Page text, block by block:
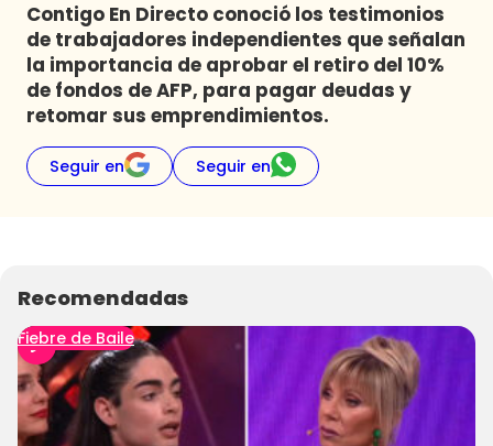
Contigo En Directo conoció los testimonios
de trabajadores independientes que señalan
la importancia de aprobar el retiro del 10%
de fondos de AFP, para pagar deudas y
retomar sus emprendimientos.
Seguir en Seguir en
Recomendadas
Fiebre de Baile
El Tiempo
Sabingo
Todos Los Programas